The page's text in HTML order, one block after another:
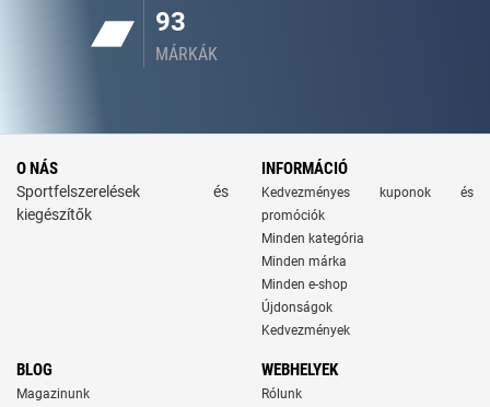
93
MÁRKÁK
O NÁS
Sportfelszerelések és
kiegészítők
INFORMÁCIÓ
Kedvezményes kuponok és
promóciók
Minden kategória
Minden márka
Minden e-shop
Újdonságok
Kedvezmények
BLOG
Magazinunk
WEBHELYEK
Rólunk